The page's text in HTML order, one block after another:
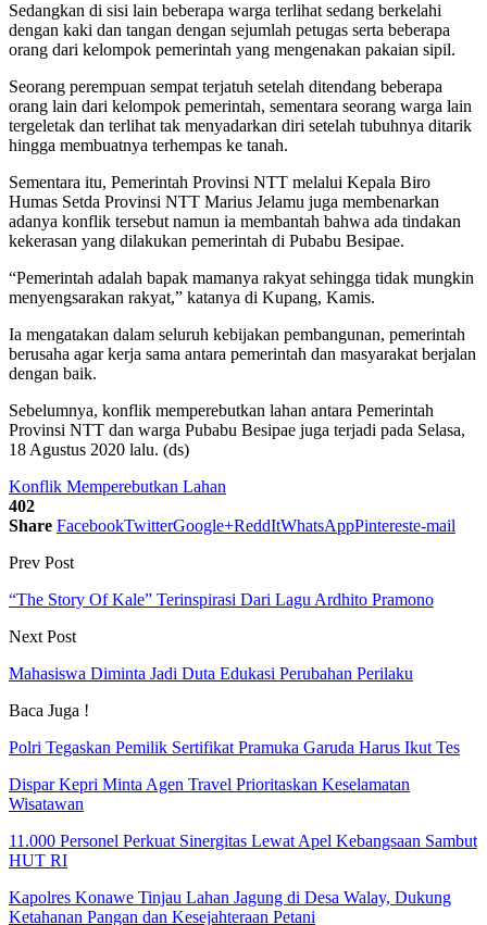
Sedangkan di sisi lain beberapa warga terlihat sedang berkelahi
dengan kaki dan tangan dengan sejumlah petugas serta beberapa
orang dari kelompok pemerintah yang mengenakan pakaian sipil.
Seorang perempuan sempat terjatuh setelah ditendang beberapa
orang lain dari kelompok pemerintah, sementara seorang warga lain
tergeletak dan terlihat tak menyadarkan diri setelah tubuhnya ditarik
hingga membuatnya terhempas ke tanah.
Sementara itu, Pemerintah Provinsi NTT melalui Kepala Biro
Humas Setda Provinsi NTT Marius Jelamu juga membenarkan
adanya konflik tersebut namun ia membantah bahwa ada tindakan
kekerasan yang dilakukan pemerintah di Pubabu Besipae.
“Pemerintah adalah bapak mamanya rakyat sehingga tidak mungkin
menyengsarakan rakyat,” katanya di Kupang, Kamis.
Ia mengatakan dalam seluruh kebijakan pembangunan, pemerintah
berusaha agar kerja sama antara pemerintah dan masyarakat berjalan
dengan baik.
Sebelumnya, konflik memperebutkan lahan antara Pemerintah
Provinsi NTT dan warga Pubabu Besipae juga terjadi pada Selasa,
18 Agustus 2020 lalu. (ds)
Konflik Memperebutkan Lahan
402
Share FacebookTwitterGoogle+ReddItWhatsAppPintereste-mail
Prev Post
“The Story Of Kale” Terinspirasi Dari Lagu Ardhito Pramono
Next Post
Mahasiswa Diminta Jadi Duta Edukasi Perubahan Perilaku
Baca Juga !
Polri Tegaskan Pemilik Sertifikat Pramuka Garuda Harus Ikut Tes
Dispar Kepri Minta Agen Travel Prioritaskan Keselamatan
Wisatawan
11.000 Personel Perkuat Sinergitas Lewat Apel Kebangsaan Sambut
HUT RI
Kapolres Konawe Tinjau Lahan Jagung di Desa Walay, Dukung
Ketahanan Pangan dan Kesejahteraan Petani